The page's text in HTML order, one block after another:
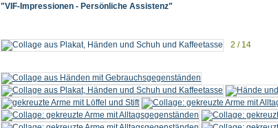
"VIF-Impressionen - Persönliche Assistenz"
2 / 14